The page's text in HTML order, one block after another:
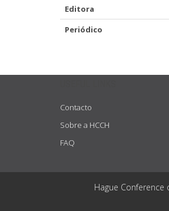
Editora
Periódico
Contacto
Sobre a HCCH
FAQ
Hague